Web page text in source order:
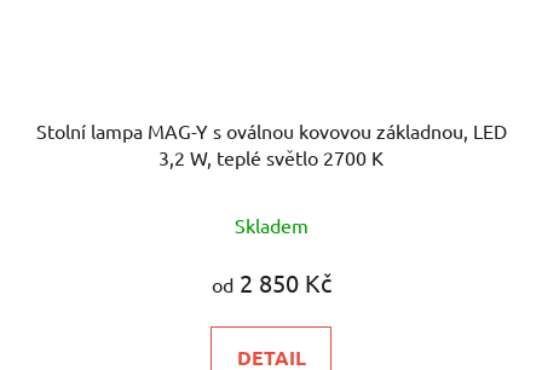
Stolní lampa MAG-Y s oválnou kovovou základnou, LED
3,2 W, teplé světlo 2700 K
Skladem
od2 850 Kč
DETAIL